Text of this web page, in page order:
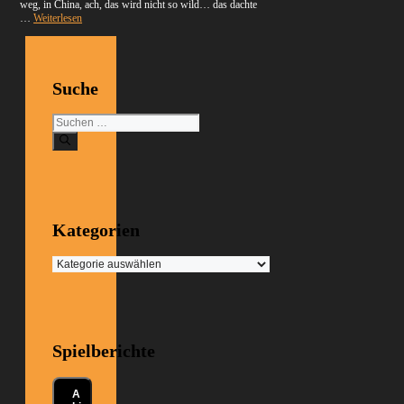
weg, in China, ach, das wird nicht so wild… das dachte
…Weiterlesen
Suche
Suchen
nach:
Kategorien
Kategorien
Spielberichte
A